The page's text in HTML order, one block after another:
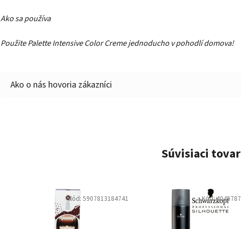
Ako sa používa
Použite Palette Intensive Color Creme jednoducho v pohodlí domova!
Súvisiaci tovar
Kód: 5907813184741 Kód: